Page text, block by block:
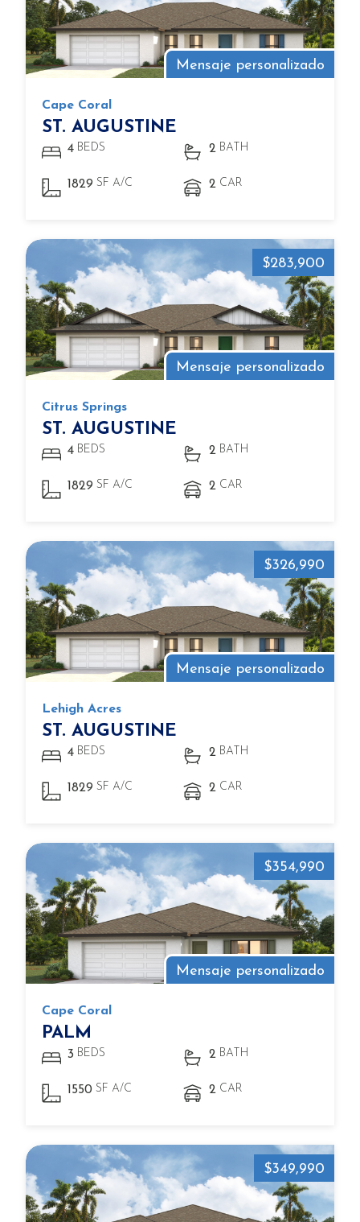
Mensaje personalizado
Cape Coral
ST. AUGUSTINE
4 BEDS 2 BATH
1829 SF A/C 2 CAR
Mensaje personalizado
$283,900
Citrus Springs
ST. AUGUSTINE
4 BEDS 2 BATH
1829 SF A/C 2 CAR
Mensaje personalizado
$326,990
Lehigh Acres
ST. AUGUSTINE
4 BEDS 2 BATH
1829 SF A/C 2 CAR
Mensaje personalizado
$354,990
Cape Coral
PALM
3 BEDS 2 BATH
1550 SF A/C 2 CAR
$349,990